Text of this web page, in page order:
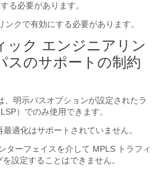
る必要があります。
ンクで有効にする必要があります。
ック エンジニアリン
スのサポートの制約
、明示パスオプションが設定されたラ
）でのみ使用できます。
適化はサポートされていません。
ターフェイスを介して MPLS トラフィ
設定することはできません。